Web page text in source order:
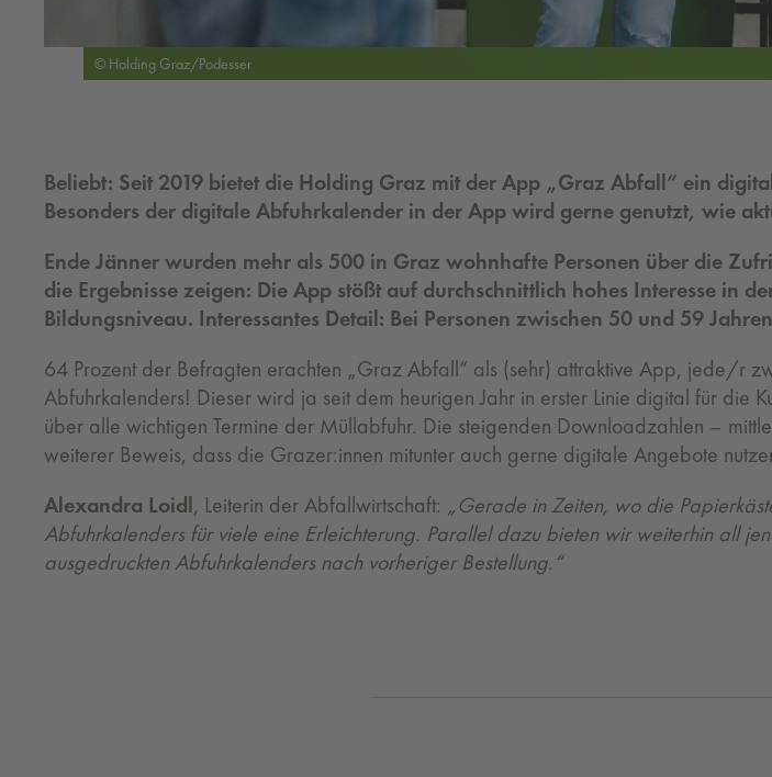
© Holding Graz/Podesser
Beliebt: Seit 2019 bietet die Holding Graz mit der App „Graz Abfall“ ein
Besonders der digitale Abfuhrkalender in der App wird gerne genutzt, wie
Ende Jänner wurden mehr als 500 in Graz wohnhafte Personen über die
die Ergebnisse zeigen: Die App stößt auf durchschnittlich hohes Interesse in
Bildungsniveau. Interessantes Detail: Bei Personen zwischen 50 und 59
64 Prozent der Befragten erachten „Graz Abfall“ als (sehr) attraktive App, jede/r
Abfuhrkalenders! Dieser wird ja seit dem heurigen Jahr in erster Linie digital für
über alle wichtigen Termine der Müllabfuhr. Die steigenden Downloadzahlen –
weiterer Beweis, dass die Grazer:innen mitunter auch gerne digitale Angebote
Alexandra Loidl, Leiterin der Abfallwirtschaft: „Gerade in Zeiten, wo die
Abfuhrkalenders für viele eine Erleichterung. Parallel dazu bieten wir weiterhin all
ausgedruckten Abfuhrkalenders nach vorheriger Bestellung.“